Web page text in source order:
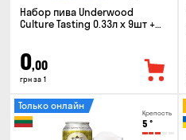
Набор пива Underwood
Culture Tasting 0.33л x 9шт +
0,00
грн за 1
Крепость
5 °
Только онлайн